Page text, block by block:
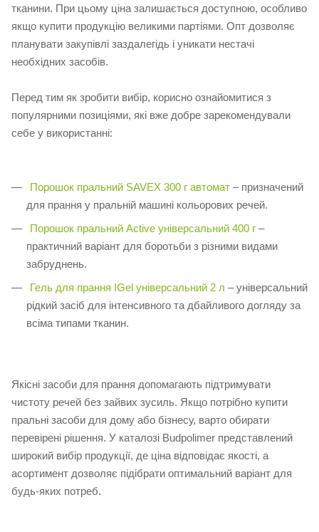
тканини. При цьому ціна залишається доступною, особливо
якщо купити продукцію великими партіями. Опт дозволяє
планувати закупівлі заздалегідь і уникати нестачі
необхідних засобів.
Перед тим як зробити вибір, корисно ознайомитися з
популярними позиціями, які вже добре зарекомендували
себе у використанні:
Порошок пральний SAVEX 300 г автомат – призначений
для прання у пральній машині кольорових речей.
Порошок пральний Аctive універсальний 400 г –
практичний варіант для боротьби з різними видами
забруднень.
Гель для прання IGel універсальний 2 л – універсальний
рідкий засіб для інтенсивного та дбайливого догляду за
всіма типами тканин.
Якісні засоби для прання допомагають підтримувати
чистоту речей без зайвих зусиль. Якщо потрібно купити
пральні засоби для дому або бізнесу, варто обирати
перевірені рішення. У каталозі Budpolimer представлений
широкий вибір продукції, де ціна відповідає якості, а
асортимент дозволяє підібрати оптимальний варіант для
будь-яких потреб.